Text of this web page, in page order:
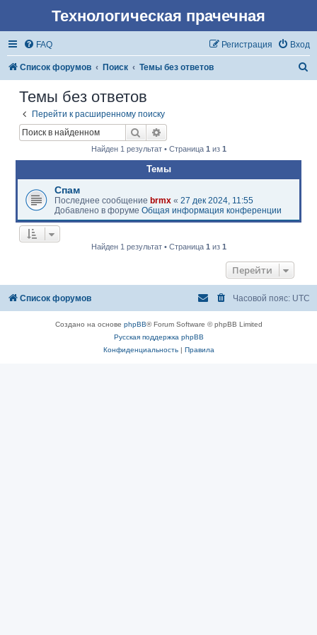
Технологическая прачечная
FAQ Вход
Регистрация
Список форумов Поиск Темы без ответов
Темы без ответов
Перейти к расширенному поиску
Поиск
Найден 1 результат • Страница 1 из 1
Темы
Спам
Последнее сообщение brmx« 27 дек 2024, 11:55
Добавлено в форуме Общая информация конференции
Найден 1 результат • Страница 1 из 1
Перейти
Список форумов Часовой пояс: UTC
Создано на основе phpBB® Forum Software © phpBB Limited
Русская поддержка phpBB
Конфиденциальность| Правила